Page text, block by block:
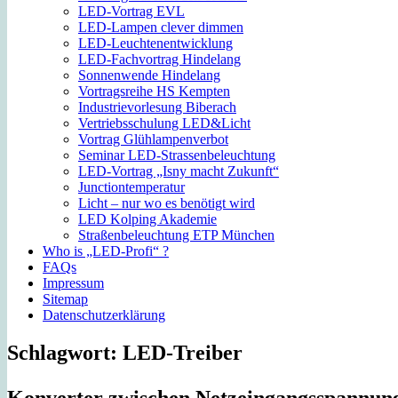
LED-Vortrag EVL
LED-Lampen clever dimmen
LED-Leuchtenentwicklung
LED-Fachvortrag Hindelang
Sonnenwende Hindelang
Vortragsreihe HS Kempten
Industrievorlesung Biberach
Vertriebsschulung LED&Licht
Vortrag Glühlampenverbot
Seminar LED-Strassenbeleuchtung
LED-Vortrag „Isny macht Zukunft“
Junctiontemperatur
Licht – nur wo es benötigt wird
LED Kolping Akademie
Straßenbeleuchtung ETP München
Who is „LED-Profi“ ?
FAQs
Impressum
Sitemap
Datenschutzerklärung
Schlagwort: LED-Treiber